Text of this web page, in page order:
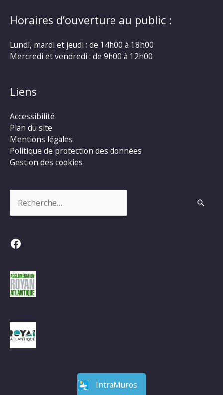
Horaires d’ouverture au public :
Lundi, mardi et jeudi : de 14h00 à 18h00
Mercredi et vendredi : de 9h00 à 12h00
Liens
Accessibilité
Plan du site
Mentions légales
Politique de protection des données
Gestion des cookies
Facebook
IntraMuros